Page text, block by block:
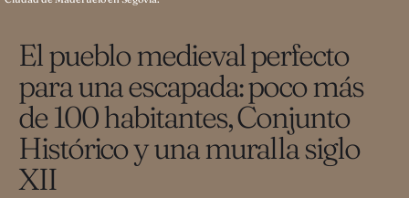
El pueblo medieval perfecto
para una escapada: poco más
de 100 habitantes, Conjunto
Histórico y una muralla siglo
XII